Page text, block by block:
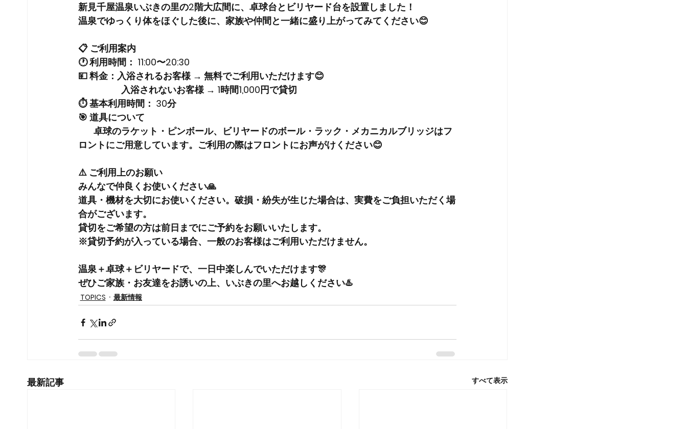
新見千屋温泉いぶきの里の2階大広間に、卓球台とビリヤード台を設置しました！
温泉でゆっくり体をほぐした後に、家族や仲間と一緒に盛り上がってみてください😊
📋 ご利用案内
🕐 利用時間： 11:00〜20:30
💴 料金： 入浴されるお客様 → 無料でご利用いただけます😊
入浴されないお客様 → 1時間1,000円で貸切
⏱️ 基本利用時間： 30分
🎯 道具について
卓球のラケット・ピンボール、ビリヤードのボール・ラック・メカニカルブリッジはフ
ロントにご用意しています。ご利用の際はフロントにお声がけください😊
⚠️ ご利用上のお願い
みんなで仲良くお使いください🙏
道具・機材を大切にお使いください。破損・紛失が生じた場合は、実費をご負担いただく場
合がございます。
貸切をご希望の方は前日までにご予約をお願いいたします。
※貸切予約が入っている場合、一般のお客様はご利用いただけません。
温泉＋卓球＋ビリヤードで、一日中楽しんでいただけます🎊
ぜひご家族・お友達をお誘いの上、いぶきの里へお越しください♨️
TOPICS 最新情報
最新記事 すべて表示